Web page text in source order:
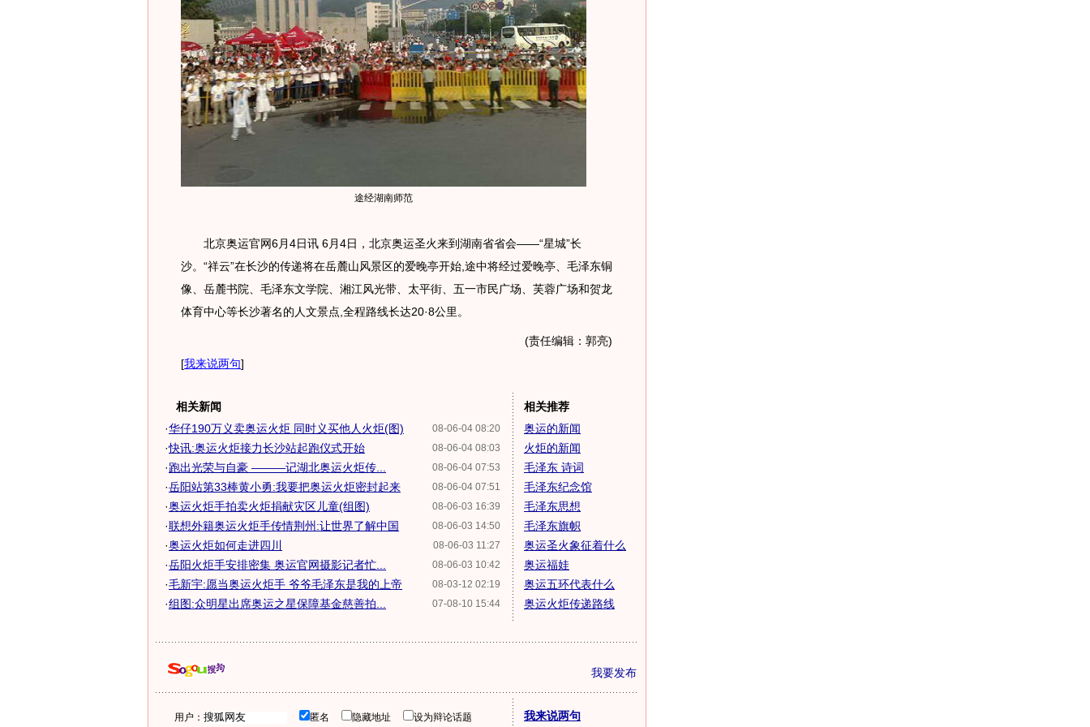
途经湖南师范
北京奥运官网6月4日讯 6月4日，北京奥运圣火来到湖南省省会——“星城”长
沙。“祥云”在长沙的传递将在岳麓山风景区的爱晚亭开始,途中将经过爱晚亭、毛泽东铜
像、岳麓书院、毛泽东文学院、湘江风光带、太平街、五一市民广场、芙蓉广场和贺龙
体育中心等长沙著名的人文景点,全程路线长达20·8公里。
(责任编辑：郭亮)
[我来说两句]
相关新闻
08-06-04 08:20
·华仔190万义卖奥运火炬 同时义买他人火炬(图)
08-06-04 08:03
·快讯:奥运火炬接力长沙站起跑仪式开始
08-06-04 07:53
·跑出光荣与自豪 ———记湖北奥运火炬传...
08-06-04 07:51
·岳阳站第33棒黄小勇:我要把奥运火炬密封起来
08-06-03 16:39
·奥运火炬手拍卖火炬捐献灾区儿童(组图)
08-06-03 14:50
·联想外籍奥运火炬手传情荆州:让世界了解中国
08-06-03 11:27
·奥运火炬如何走进四川
08-06-03 10:42
·岳阳火炬手安排密集 奥运官网摄影记者忙...
08-03-12 02:19
·毛新宇:愿当奥运火炬手 爷爷毛泽东是我的上帝
07-08-10 15:44
·组图:众明星出席奥运之星保障基金慈善拍...
相关推荐
奥运的新闻
火炬的新闻
毛泽东 诗词
毛泽东纪念馆
毛泽东思想
毛泽东旗帜
奥运圣火象征着什么
奥运福娃
奥运五环代表什么
奥运火炬传递路线
我要发布
用户： 匿名 隐藏地址 设为辩论话题 我来说两句